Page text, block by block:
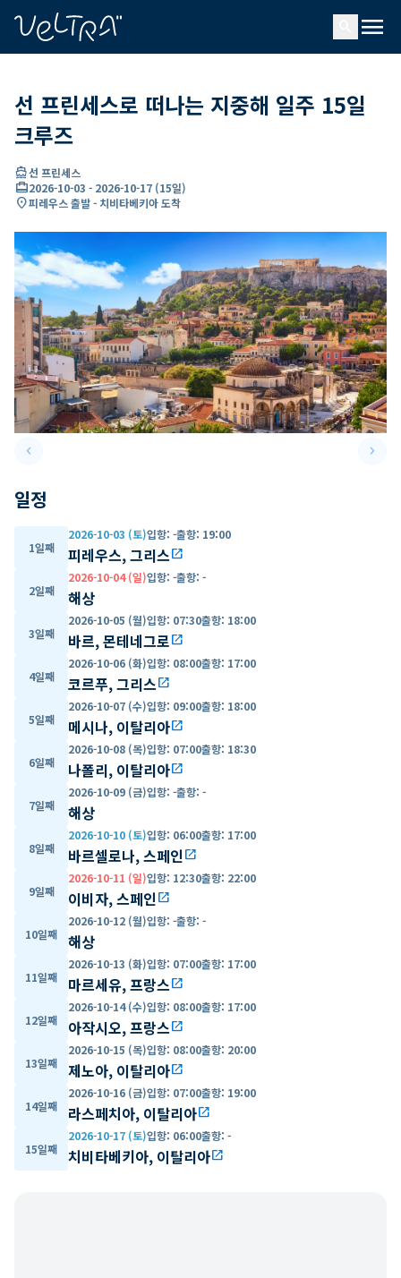
menu
선 프린세스로 떠나는 지중해 일주 15일
크루즈
directions_boat선 프린세스
card_travel2026-10-03 - 2026-10-17 (15일)
location_on피레우스 출발 - 치비타베키아 도착
keyboard_arrow_leftPrevious slide keyboard_arrow_right
일정
1일째
2026-10-03 (토)입항: -출항: 19:00
피레우스, 그리스open_in_new
2일째
2026-10-04 (일)입항: -출항: -
해상
3일째
2026-10-05 (월)입항: 07:30출항: 18:00
바르, 몬테네그로open_in_new
4일째
2026-10-06 (화)입항: 08:00출항: 17:00
코르푸, 그리스open_in_new
5일째
2026-10-07 (수)입항: 09:00출항: 18:00
메시나, 이탈리아open_in_new
6일째
2026-10-08 (목)입항: 07:00출항: 18:30
나폴리, 이탈리아open_in_new
7일째
2026-10-09 (금)입항: -출항: -
해상
8일째
2026-10-10 (토)입항: 06:00출항: 17:00
바르셀로나, 스페인open_in_new
9일째
2026-10-11 (일)입항: 12:30출항: 22:00
이비자, 스페인open_in_new
10일째
2026-10-12 (월)입항: -출항: -
해상
11일째
2026-10-13 (화)입항: 07:00출항: 17:00
마르세유, 프랑스open_in_new
12일째
2026-10-14 (수)입항: 08:00출항: 17:00
아작시오, 프랑스open_in_new
13일째
2026-10-15 (목)입항: 08:00출항: 20:00
제노아, 이탈리아open_in_new
14일째
2026-10-16 (금)입항: 07:00출항: 19:00
라스페치아, 이탈리아open_in_new
15일째
2026-10-17 (토)입항: 06:00출항: -
치비타베키아, 이탈리아open_in_new